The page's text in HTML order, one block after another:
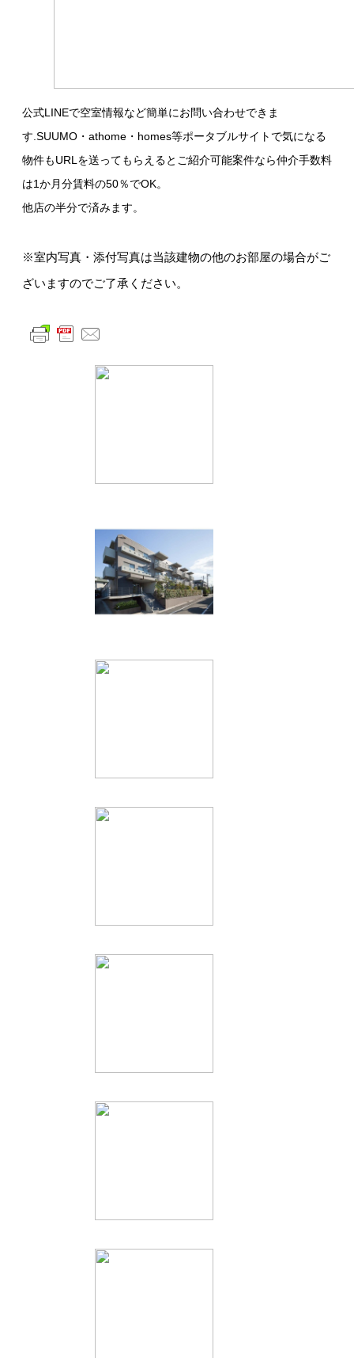
公式LINEで空室情報など簡単にお問い合わせできま
す.SUUMO・athome・homes等ポータブルサイトで気になる
物件もURLを送ってもらえるとご紹介可能案件なら仲介手数料
は1か月分賃料の50％でOK。
他店の半分で済みます。
※室内写真・添付写真は当該建物の他のお部屋の場合がご
ざいますのでご了承ください。